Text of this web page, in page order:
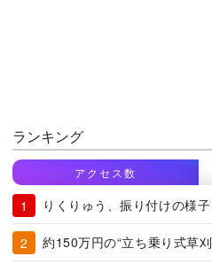
ランキング
アクセス数
りくりゅう、振り付けの様
約150万円の“立ち乗り式草